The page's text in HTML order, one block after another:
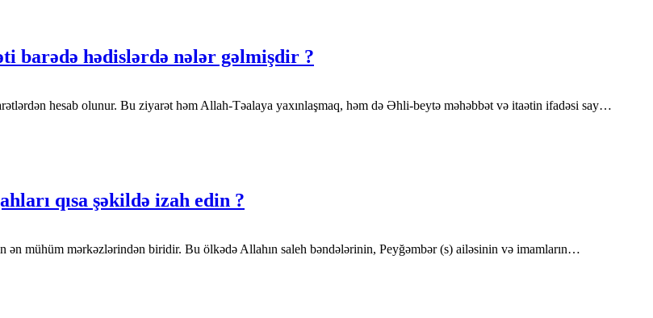
barədə hədislərdə nələr gəlmişdir ?
hesab olunur. Bu ziyarət həm Allah-Təalaya yaxınlaşmaq, həm də Əhli-beytə məhəbbət və itaətin ifadəsi say…
qısa şəkildə izah edin ?
mühüm mərkəzlərindən biridir. Bu ölkədə Allahın saleh bəndələrinin, Peyğəmbər (s) ailəsinin və imamların…